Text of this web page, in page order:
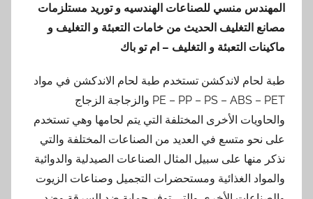
المهندس منسي للصناعات الهندسيه و توريد مستلزمات
مصانع التغليف الحديث من خامات التعبئة و التغليف و
ماكينات التعبئة و التغليف – ام تو باك
طبة لحام لاندكشن تستخدم طبة لحام الاندكشن في مواد
PE – PP – PS – ABS – PET والزجاجة الزجاج
والحاويات الأخرى المختلفة التي يتم لحامها وهي تستخدم
على نحو متسع في العديد من الصناعات المختلفة والتي
نذكر منها على سبيل المثال الصناعات الصيدلية والدوائية
والمواد الغذائية ومستحضرات التجميل وصناعات الزيوت